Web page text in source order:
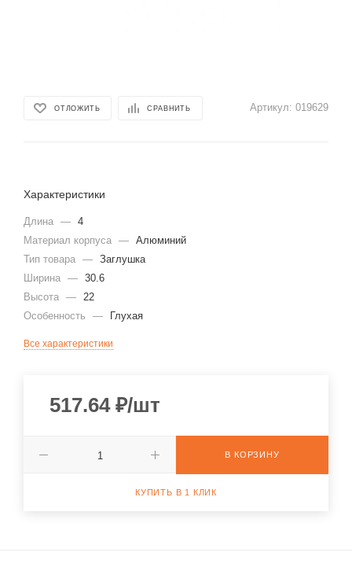
ОТЛОЖИТЬ СРАВНИТЬ Артикул: 019629
Характеристики
Длина — 4
Материал корпуса — Алюминий
Тип товара — Заглушка
Ширина — 30.6
Высота — 22
Особенность
— Глухая
Все характеристики
517.64₽/шт
В КОРЗИНУ
КУПИТЬ В 1 КЛИК